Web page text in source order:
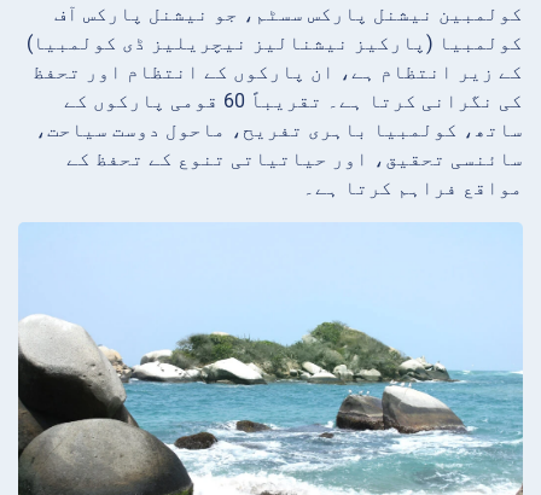
کولمبین نیشنل پارکس سسٹم، جو نیشنل پارکس آف
کولمبیا (پارکیز نیشنالیز نیچریلیز ڈی کولمبیا)
کے زیر انتظام ہے، ان پارکوں کے انتظام اور تحفظ
کی نگرانی کرتا ہے۔ تقریباً 60 قومی پارکوں کے
ساتھ، کولمبیا باہری تفریح، ماحول دوست سیاحت،
سائنسی تحقیق، اور حیاتیاتی تنوع کے تحفظ کے
مواقع فراہم کرتا ہے۔